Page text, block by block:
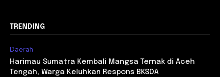
TRENDING
Daerah
Harimau Sumatra Kembali Mangsa Ternak di Aceh
Tengah, Warga Keluhkan Respons BKSDA